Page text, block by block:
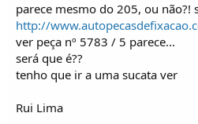
parece mesmo do 205, ou não?!
http://
ver peça nº 5783 / 5 parece...
será que é??
tenho que ir a uma sucata ver
Rui Lima